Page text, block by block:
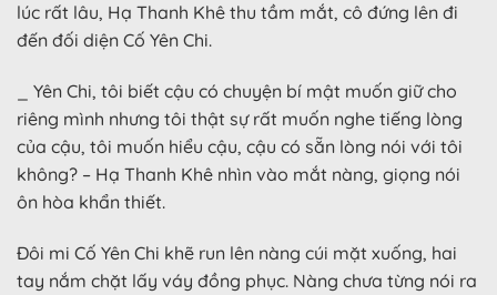
lúc rất lâu, Hạ Thanh Khê thu tầm mắt, cô đứng lên đi
đến đối diện Cố Yên Chi.
_ Yên Chi, tôi biết cậu có chuyện bí mật muốn giữ cho
riêng mình nhưng tôi thật sự rất muốn nghe tiếng lòng
của cậu, tôi muốn hiểu cậu, cậu có sẵn lòng nói với tôi
không? – Hạ Thanh Khê nhìn vào mắt nàng, giọng nói
ôn hòa khẩn thiết.
Đôi mi Cố Yên Chi khẽ run lên nàng cúi mặt xuống, hai
tay nắm chặt lấy váy đồng phục. Nàng chưa từng nói ra